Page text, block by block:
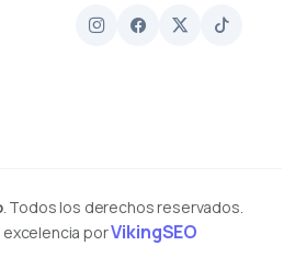
. Todos los derechos reservados.
excelencia porVikingSEO